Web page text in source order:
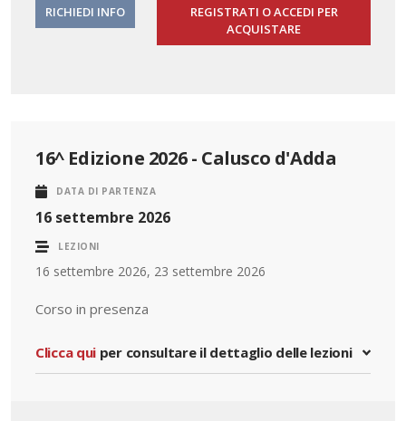
RICHIEDI INFO
REGISTRATI O ACCEDI PER
ACQUISTARE
16^ Edizione 2026 - Calusco d'Adda
DATA DI PARTENZA
16 settembre 2026
LEZIONI
16 settembre 2026, 23 settembre 2026
Corso in presenza
Clicca qui per consultare il dettaglio delle lezioni